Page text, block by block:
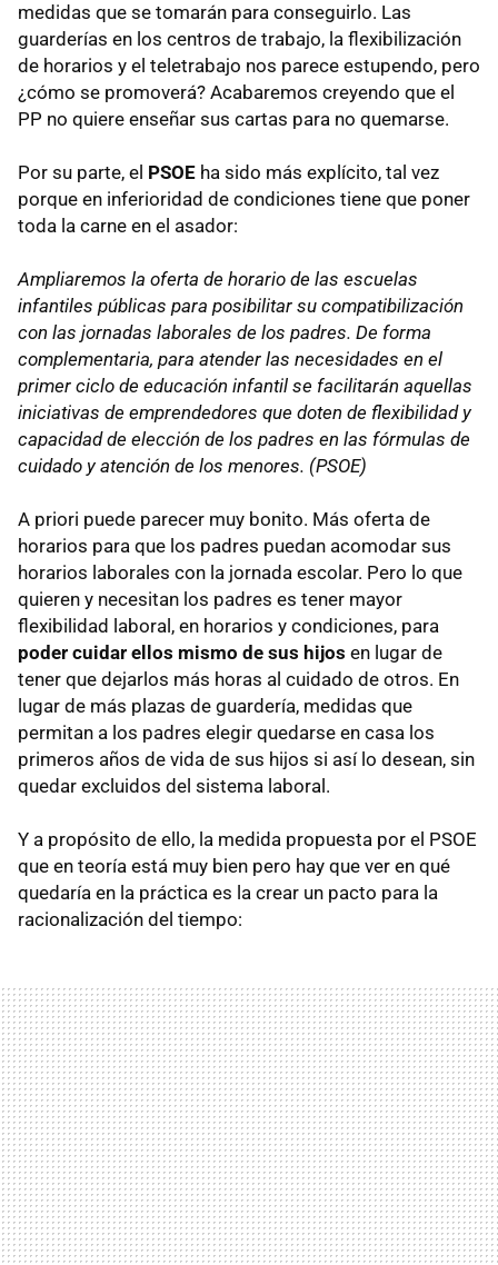
medidas que se tomarán para conseguirlo. Las
guarderías en los centros de trabajo, la flexibilización
de horarios y el teletrabajo nos parece estupendo, pero
¿cómo se promoverá? Acabaremos creyendo que el
PP no quiere enseñar sus cartas para no quemarse.
Por su parte, el PSOE ha sido más explícito, tal vez
porque en inferioridad de condiciones tiene que poner
toda la carne en el asador:
Ampliaremos la oferta de horario de las escuelas
infantiles públicas para posibilitar su compatibilización
con las jornadas laborales de los padres. De forma
complementaria, para atender las necesidades en el
primer ciclo de educación infantil se facilitarán aquellas
iniciativas de emprendedores que doten de flexibilidad y
capacidad de elección de los padres en las fórmulas de
cuidado y atención de los menores. (PSOE)
A priori puede parecer muy bonito. Más oferta de
horarios para que los padres puedan acomodar sus
horarios laborales con la jornada escolar. Pero lo que
quieren y necesitan los padres es tener mayor
flexibilidad laboral, en horarios y condiciones, para
poder cuidar ellos mismo de sus hijos en lugar de
tener que dejarlos más horas al cuidado de otros. En
lugar de más plazas de guardería, medidas que
permitan a los padres elegir quedarse en casa los
primeros años de vida de sus hijos si así lo desean, sin
quedar excluidos del sistema laboral.
Y a propósito de ello, la medida propuesta por el PSOE
que en teoría está muy bien pero hay que ver en qué
quedaría en la práctica es la crear un pacto para la
racionalización del tiempo: